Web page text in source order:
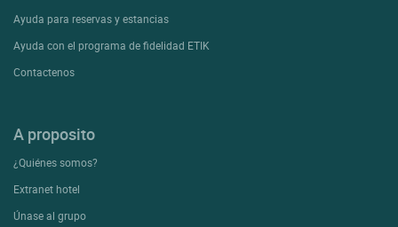
Ayuda para reservas y estancias
Ayuda con el programa de fidelidad ETIK
Contactenos
A proposito
¿Quiénes somos?
Extranet hotel
Únase al grupo